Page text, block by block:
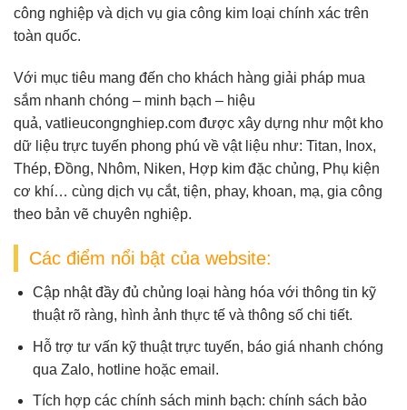
công nghiệp và dịch vụ gia công kim loại chính xác trên
toàn quốc.
Với mục tiêu mang đến cho khách hàng giải pháp mua
sắm nhanh chóng – minh bạch – hiệu
quả, vatlieucongnghiep.com được xây dựng như một kho
dữ liệu trực tuyến phong phú về vật liệu như: Titan, Inox,
Thép, Đồng, Nhôm, Niken, Hợp kim đặc chủng, Phụ kiện
cơ khí… cùng dịch vụ cắt, tiện, phay, khoan, mạ, gia công
theo bản vẽ chuyên nghiệp.
Các điểm nổi bật của website:
Cập nhật đầy đủ chủng loại hàng hóa với thông tin kỹ
thuật rõ ràng, hình ảnh thực tế và thông số chi tiết.
Hỗ trợ tư vấn kỹ thuật trực tuyến, báo giá nhanh chóng
qua Zalo, hotline hoặc email.
Tích hợp các chính sách minh bạch: chính sách bảo